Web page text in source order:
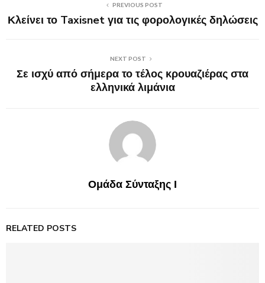
PREVIOUS POST
Κλείνει το Taxisnet για τις φορολογικές δηλώσεις
NEXT POST
Σε ισχύ από σήμερα το τέλος κρουαζιέρας στα
ελληνικά λιμάνια
Ομάδα Σύνταξης Ι
RELATED POSTS